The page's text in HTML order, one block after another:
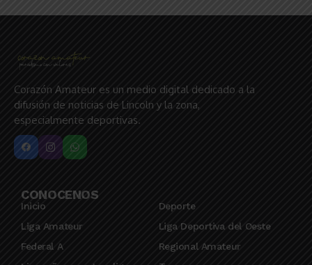
Corazón Amateur es un medio digital dedicado a la
difusión de noticias de Lincoln y la zona,
especialmente deportivas.
CONOCENOS
Inicio
Deporte
Liga Amateur
Liga Deportiva del Oeste
Federal A
Regional Amateur